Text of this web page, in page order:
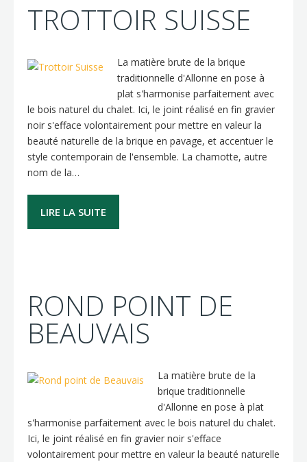
TROTTOIR SUISSE
La matière brute de la brique
traditionnelle d'Allonne en pose à
plat s'harmonise parfaitement avec
le bois naturel du chalet. Ici, le joint réalisé en fin gravier
noir s'efface volontairement pour mettre en valeur la
beauté naturelle de la brique en pavage, et accentuer le
style contemporain de l'ensemble. La chamotte, autre
nom de la…
LIRE LA SUITE
ROND POINT DE
BEAUVAIS
La matière brute de la
brique traditionnelle
d'Allonne en pose à plat
s'harmonise parfaitement avec le bois naturel du chalet.
Ici, le joint réalisé en fin gravier noir s'efface
volontairement pour mettre en valeur la beauté naturelle